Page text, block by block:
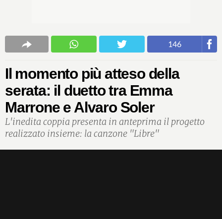
146
Il momento più atteso della
serata: il duetto tra Emma
Marrone e Alvaro Soler
L'inedita coppia presenta in anteprima il progetto
realizzato insieme: la canzone "Libre"